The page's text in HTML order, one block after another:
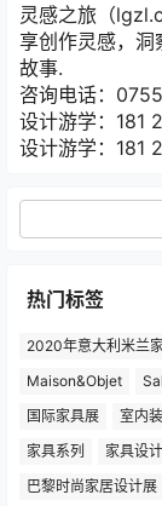
灵感之旅（
享创作灵感，洞
故事.
咨询电话：
设计游学：181
设计游学：181
热门标签
2020年意大利米兰
Maison&Objet
国际家具展
室内
家具系列
家具设计
巴黎时尚家居设计展